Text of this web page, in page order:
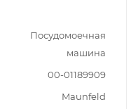
Посудомоечная
машина
00-01189909
Maunfeld